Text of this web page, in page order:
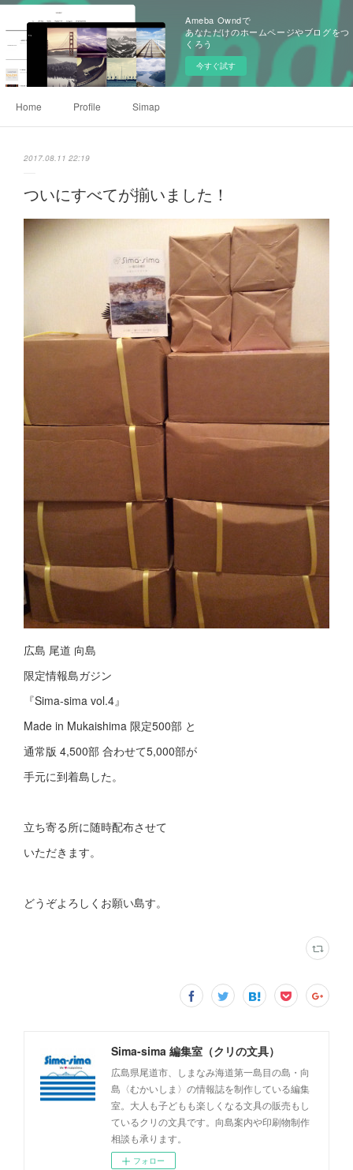
Ameba Owndで
あなただけのホームページやブログをつ
くろう
今すぐ試す
Home Profile Simap
2017.08.11 22:19
ついにすべてが揃いました！
広島 尾道 向島
限定情報島ガジン
『Sima-sima vol.4』
Made in Mukaishima 限定500部 と
通常版 4,500部 合わせて5,000部が
手元に到着島した。
立ち寄る所に随時配布させて
いただきます。
どうぞよろしくお願い島す。
Sima-sima 編集室（クリの文具）
広島県尾道市、しまなみ海道第一島目の島・向
島〈むかいしま〉の情報誌を制作している編集
室。大人も子どもも楽しくなる文具の販売もし
ているクリの文具です。向島案内や印刷物制作
相談も承ります。
フォロー